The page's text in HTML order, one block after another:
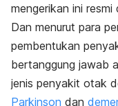
mengerikan ini
Dan menurut para
pembentukan
bertanggung jawab
jenis penyakit otak
Parkinson dan